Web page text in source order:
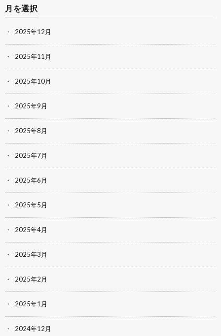
月を選択
2025年12月
2025年11月
2025年10月
2025年9月
2025年8月
2025年7月
2025年6月
2025年5月
2025年4月
2025年3月
2025年2月
2025年1月
2024年12月